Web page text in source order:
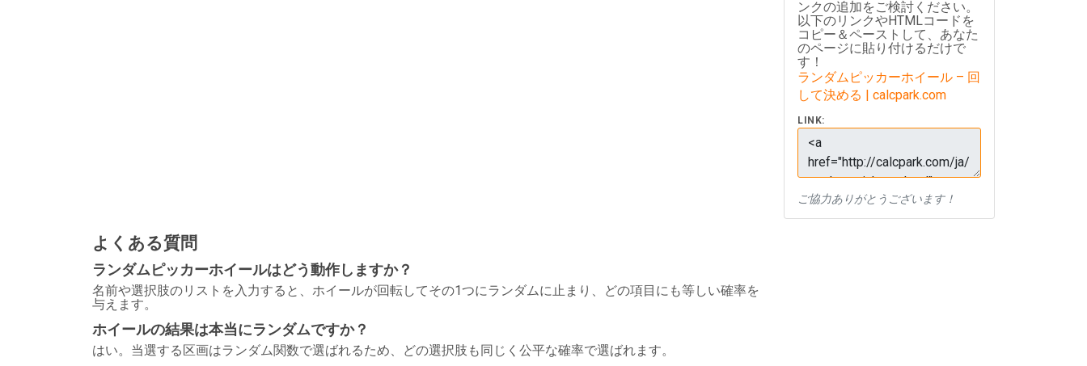
ンクの追加をご検討ください。
以下のリンクやHTMLコードを
コピー＆ペーストして、あなた
のページに貼り付けるだけで
す！
ランダムピッカーホイール – 回
して決める | calcpark.com
LINK:
ご協力ありがとうございます！
よくある質問
ランダムピッカーホイールはどう動作しますか？
名前や選択肢のリストを入力すると、ホイールが回転してその1つにランダムに止まり、どの項目にも等しい確率を
与えます。
ホイールの結果は本当にランダムですか？
はい。当選する区画はランダム関数で選ばれるため、どの選択肢も同じく公平な確率で選ばれます。